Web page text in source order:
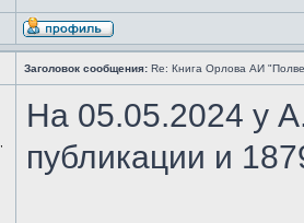
Заголовок сообщения: Re: Книга Орлова АИ
На 05.05.2024 у
публикации и